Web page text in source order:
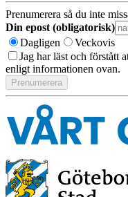
Prenumerera så du inte
Din epost (obligatorisk)
Dagligen
Veckovis
Jag har läst och förstått
enligt informationen ovan.